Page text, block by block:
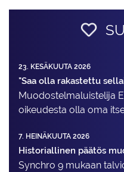
23. KESÄKUUTA 2026
"Saa olla rakastettu
Muodostelma­luistelija
oikeudesta olla oma
7. HEINÄKUUTA 2026
Historiallinen päätös
Synchro 9 mukaan